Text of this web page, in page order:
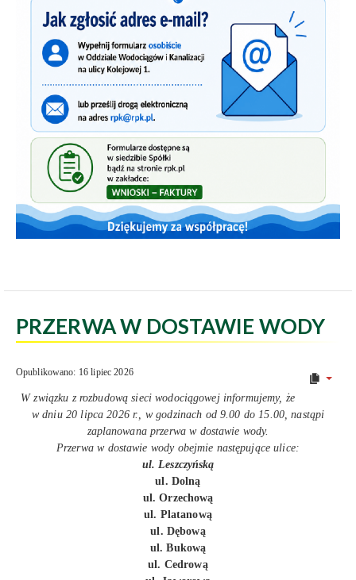
PRZERWA W DOSTAWIE WODY
Opublikowano: 16 lipiec 2026
W związku z rozbudową sieci wodociągowej informujemy, że
w dniu 20 lipca 2026 r., w godzinach od 9.00 do 15.00, nastąpi
zaplanowana przerwa w dostawie wody.
Przerwa w dostawie wody obejmie następujące ulice:
ul. Leszczyńską
ul. Dolną
ul. Orzechową
ul. Platanową
ul. Dębową
ul. Bukową
ul. Cedrową